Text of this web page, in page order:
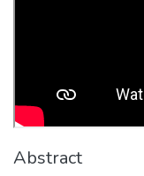
Abstract